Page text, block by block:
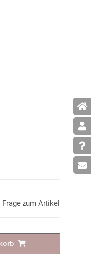
Frage zum Artikel